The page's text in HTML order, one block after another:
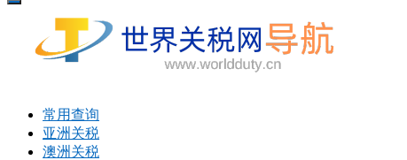
打
常用查询
亚洲关税
澳洲关税